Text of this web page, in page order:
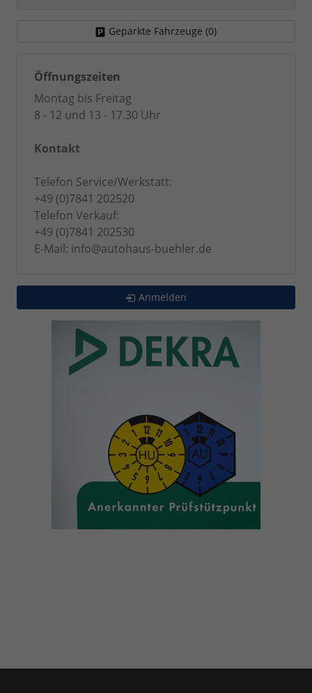
Geparkte Fahrzeuge (0)
Öffnungszeiten
Montag bis Freitag
8 - 12 und 13 - 17.30 Uhr
Kontakt
Telefon Service/Werkstatt:
+49 (0)7841 202520
Telefon Verkauf:
+49 (0)7841 202530
E-Mail: info@autohaus-buehler.de
Anmelden